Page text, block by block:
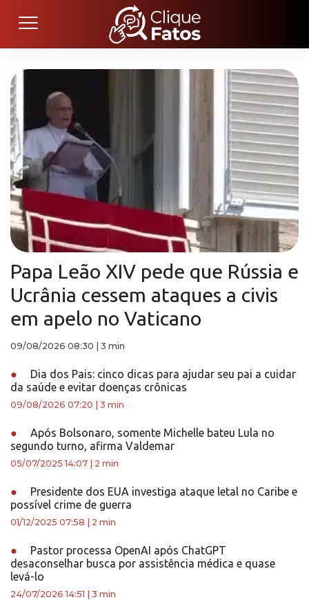
Papa Leão XIV pede que Rússia e
Ucrânia cessem ataques a civis
em apelo no Vaticano
09/08/2026 08:30 3 min
●
Dia dos Pais: cinco dicas para ajudar seu pai a cuidar
da saúde e evitar doenças crônicas
09/08/2026 07:20 3 min
●
Após Bolsonaro, somente Michelle bateu Lula no
segundo turno, afirma Valdemar
05/07/2025 14:07 2 min
●
Presidente dos EUA investiga ataque letal no Caribe e
possível crime de guerra
01/12/2025 07:58 2 min
●
Pastor processa OpenAI após ChatGPT
desaconselhar busca por assistência médica e quase
levá-lo
24/07/2026 14:51 3 min